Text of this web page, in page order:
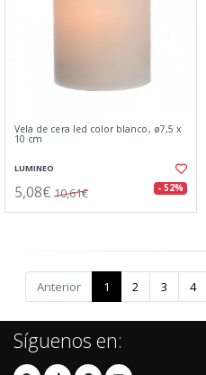
Vela de cera led color blanco, ø7,5 x
10 cm
LUMINEO
5,08€ 10,61€ - 52%
Anterior 1 2 3 4
Síguenos en: